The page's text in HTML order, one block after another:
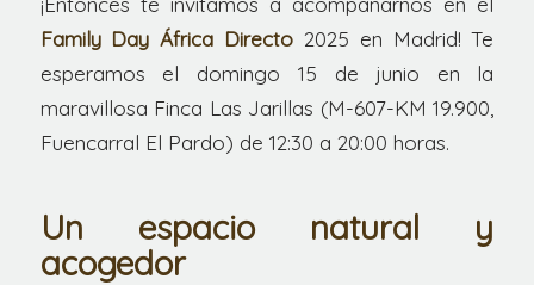
Family Day África Directo 2025 en Madrid! Te
esperamos el domingo 15 de junio en la
maravillosa Finca Las Jarillas (M-607-KM 19.900,
Fuencarral El Pardo) de 12:30 a 20:00 horas.
Un espacio natural y
acogedor